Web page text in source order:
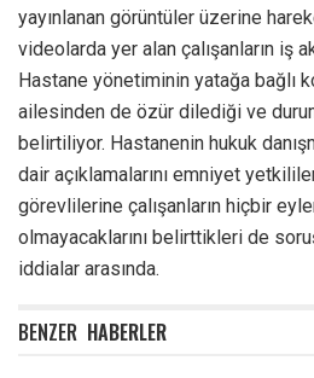
yayınlanan görüntüler üzerine
videolarda yer alan çalışanların iş
Hastane yönetiminin yatağa bağlı
ailesinden de özür dilediği ve
belirtiliyor. Hastanenin hukuk
dair açıklamalarını emniyet
görevlilerine çalışanların hiçbir
olmayacaklarını belirttikleri de
iddialar arasında.
BENZER HABERLER